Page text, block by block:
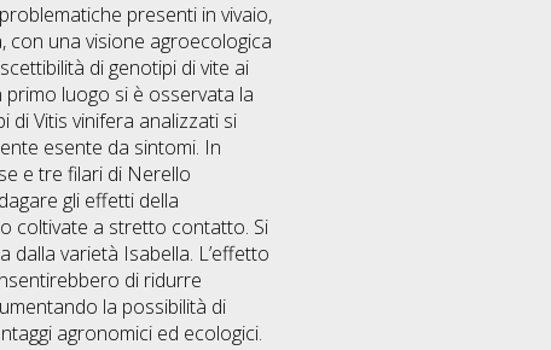
presenti in vivaio,
con una visione agroecologica
di genotipi di vite ai
luogo si è osservata la
Vitis vinifera analizzati si
esente da sintomi. In
e tre filari di Nerello
gli effetti della
coltivate a stretto contatto. Si
varietà Isabella. L’effetto
di ridurre
la possibilità di
agronomici ed ecologici.